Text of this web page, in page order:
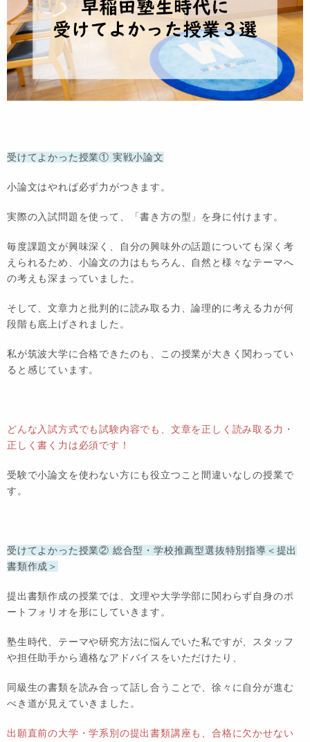
受けてよかった授業① 実戦小論文
小論文はやれば必ず力がつきます。
実際の入試問題を使って、「書き方の型」を身に付けます。
毎度課題文が興味深く、自分の興味外の話題についても深く考
えられるため、小論文の力はもちろん、自然と様々なテーマへ
の考えも深まっていました。
そして、文章力と批判的に読み取る力、論理的に考える力が何
段階も底上げされました。
私が筑波大学に合格できたのも、この授業が大きく関わってい
ると感じています。
どんな入試方式でも試験内容でも、文章を正しく読み取る力・
正しく書く力は必須です！
受験で小論文を使わない方にも役立つこと間違いなしの授業で
す。
受けてよかった授業② 総合型・学校推薦型選抜特別指導＜提出
書類作成＞
提出書類作成の授業では、文理や大学学部に関わらず自身のポ
ートフォリオを形にしていきます。
塾生時代、テーマや研究方法に悩んでいた私ですが、スタッフ
や担任助手から適格なアドバイスをいただけたり、
同級生の書類を読み合って話し合うことで、徐々に自分が進む
べき道が見えていきました。
出願直前の大学・学系別の提出書類講座も、合格に欠かせない